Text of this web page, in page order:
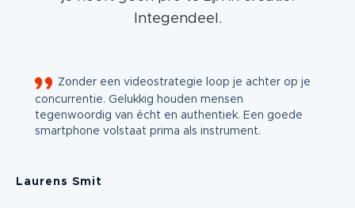
Integendeel.
Zonder een videostrategie loop je achter op je
concurrentie. Gelukkig houden mensen
tegenwoordig van écht en authentiek. Een goede
smartphone volstaat prima als instrument.
Laurens Smit